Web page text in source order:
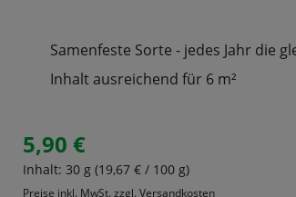
Samenfeste Sorte - jedes Jahr die
Inhalt ausreichend für 6 m²
Regulärer Preis:
5,90 €
Inhalt: 30 g (19,67 € / 100 g)
Preise inkl. MwSt. zzgl. Versandkosten